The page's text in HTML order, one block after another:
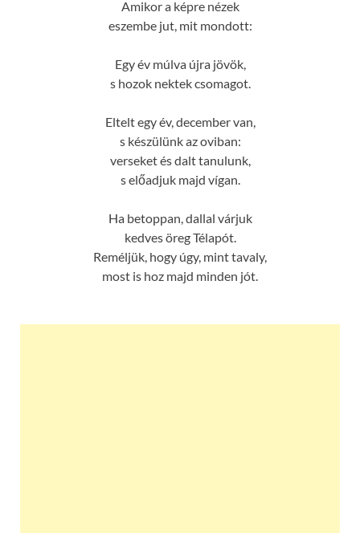
Amikor a képre nézek
eszembe jut, mit mondott:
Egy év múlva újra jövök,
s hozok nektek csomagot.
Eltelt egy év, december van,
s készülünk az oviban:
verseket és dalt tanulunk,
s előadjuk majd vígan.
Ha betoppan, dallal várjuk
kedves öreg Télapót.
Reméljük, hogy úgy, mint tavaly,
most is hoz majd minden jót.